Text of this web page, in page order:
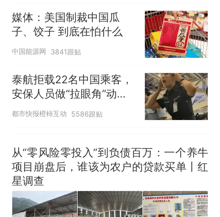
媒体：美国制裁中国瓜
子、饺子 到底在怕什么
中国能源网 3841跟贴
泰航拒载22名中国乘客，
安保人员做“拉眼角”动
作，泰国机场最新回应：
拒绝登机决定由航司作
改签但没兑现
都市快报橙柿互动 5586跟贴
从“零风险零投入”到负债百万：一个养牛
项目崩盘后，谁该为农户的贷款买单丨红
星调查